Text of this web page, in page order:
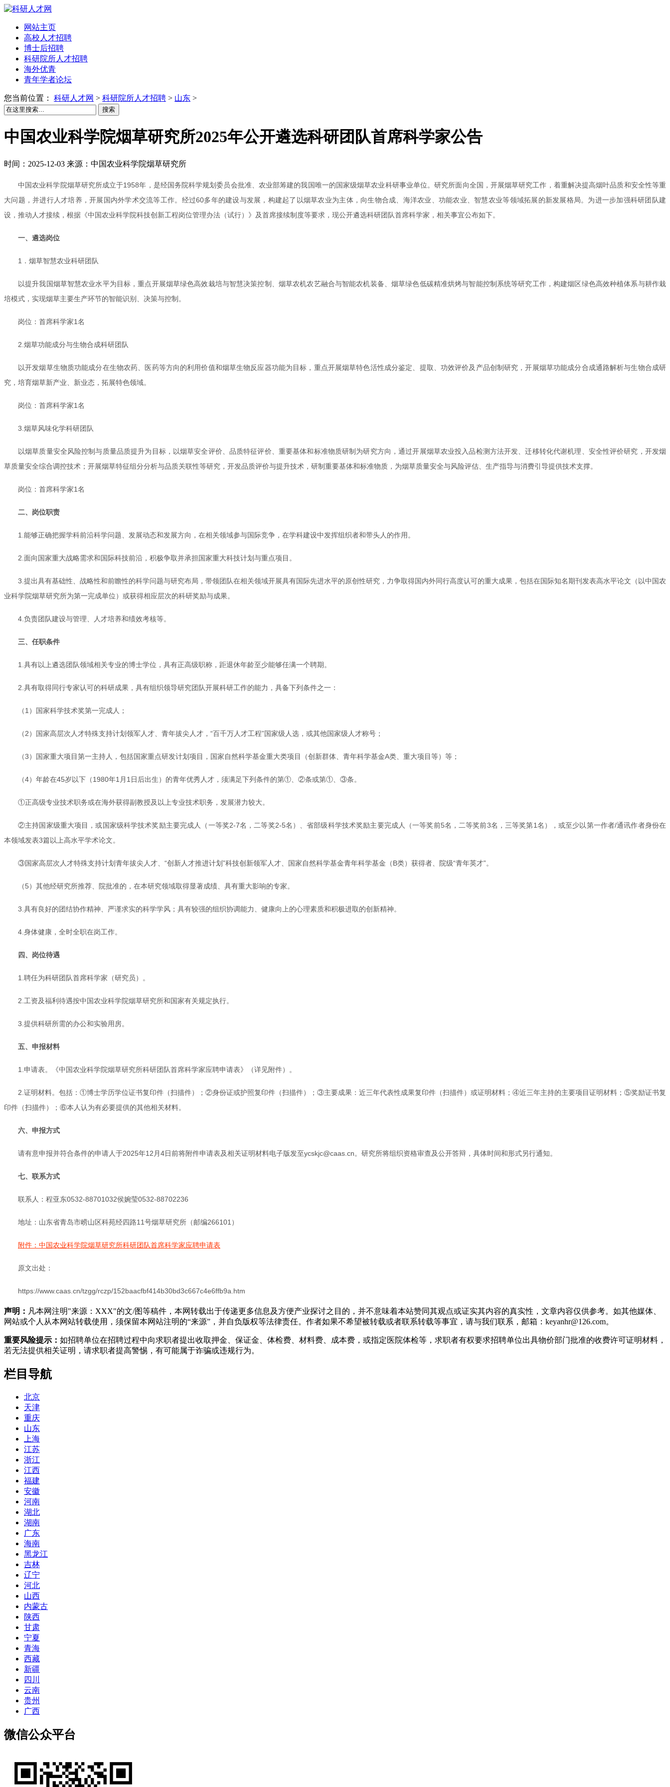
网站主页
高校人才招聘
博士后招聘
科研院所人才招聘
海外优青
青年学者论坛
您当前位置： 科研人才网 > 科研院所人才招聘 > 山东 >
搜索
中国农业科学院烟草研究所2025年公开遴选科研团队首席科学家公告
时间：2025-12-03 来源：中国农业科学院烟草研究所
中国农业科学院烟草研究所成立于1958年，是经国务院科学规划委员会批准、农业部筹建的我国唯一的国家级烟草农业科研事业单位。研究所面向全国，开展烟草研究工作，着重解决提高烟叶品质和安全性等重
大问题，并进行人才培养，开展国内外学术交流等工作。经过60多年的建设与发展，构建起了以烟草农业为主体，向生物合成、海洋农业、功能农业、智慧农业等领域拓展的新发展格局。为进一步加强科研团队建
设，推动人才接续，根据《中国农业科学院科技创新工程岗位管理办法（试行）》及首席接续制度等要求，现公开遴选科研团队首席科学家，相关事宜公布如下。
一、遴选岗位
1．烟草智慧农业科研团队
以提升我国烟草智慧农业水平为目标，重点开展烟草绿色高效栽培与智慧决策控制、烟草农机农艺融合与智能农机装备、烟草绿色低碳精准烘烤与智能控制系统等研究工作，构建烟区绿色高效种植体系与耕作栽
培模式，实现烟草主要生产环节的智能识别、决策与控制。
岗位：首席科学家1名
2.烟草功能成分与生物合成科研团队
以开发烟草生物质功能成分在生物农药、医药等方向的利用价值和烟草生物反应器功能为目标，重点开展烟草特色活性成分鉴定、提取、功效评价及产品创制研究，开展烟草功能成分合成通路解析与生物合成研
究，培育烟草新产业、新业态，拓展特色领域。
岗位：首席科学家1名
3.烟草风味化学科研团队
以烟草质量安全风险控制与质量品质提升为目标，以烟草安全评价、品质特征评价、重要基体和标准物质研制为研究方向，通过开展烟草农业投入品检测方法开发、迁移转化代谢机理、安全性评价研究，开发烟
草质量安全综合调控技术；开展烟草特征组分分析与品质关联性等研究，开发品质评价与提升技术，研制重要基体和标准物质，为烟草质量安全与风险评估、生产指导与消费引导提供技术支撑。
岗位：首席科学家1名
二、岗位职责
1.能够正确把握学科前沿科学问题、发展动态和发展方向，在相关领域参与国际竞争，在学科建设中发挥组织者和带头人的作用。
2.面向国家重大战略需求和国际科技前沿，积极争取并承担国家重大科技计划与重点项目。
3.提出具有基础性、战略性和前瞻性的科学问题与研究布局，带领团队在相关领域开展具有国际先进水平的原创性研究，力争取得国内外同行高度认可的重大成果，包括在国际知名期刊发表高水平论文（以中国农
业科学院烟草研究所为第一完成单位）或获得相应层次的科研奖励与成果。
4.负责团队建设与管理、人才培养和绩效考核等。
三、任职条件
1.具有以上遴选团队领域相关专业的博士学位，具有正高级职称，距退休年龄至少能够任满一个聘期。
2.具有取得同行专家认可的科研成果，具有组织领导研究团队开展科研工作的能力，具备下列条件之一：
（1）国家科学技术奖第一完成人；
（2）国家高层次人才特殊支持计划领军人才、青年拔尖人才，“百千万人才工程”国家级人选，或其他国家级人才称号；
（3）国家重大项目第一主持人，包括国家重点研发计划项目，国家自然科学基金重大类项目（创新群体、青年科学基金A类、重大项目等）等；
（4）年龄在45岁以下（1980年1月1日后出生）的青年优秀人才，须满足下列条件的第①、②条或第①、③条。
①正高级专业技术职务或在海外获得副教授及以上专业技术职务，发展潜力较大。
②主持国家级重大项目，或国家级科学技术奖励主要完成人（一等奖2-7名，二等奖2-5名）、省部级科学技术奖励主要完成人（一等奖前5名，二等奖前3名，三等奖第1名），或至少以第一作者/通讯作者身份在
本领域发表3篇以上高水平学术论文。
③国家高层次人才特殊支持计划青年拔尖人才、“创新人才推进计划”科技创新领军人才、国家自然科学基金青年科学基金（B类）获得者、院级“青年英才”。
（5）其他经研究所推荐、院批准的，在本研究领域取得显著成绩、具有重大影响的专家。
3.具有良好的团结协作精神、严谨求实的科学学风；具有较强的组织协调能力、健康向上的心理素质和积极进取的创新精神。
4.身体健康，全时全职在岗工作。
四、岗位待遇
1.聘任为科研团队首席科学家（研究员）。
2.工资及福利待遇按中国农业科学院烟草研究所和国家有关规定执行。
3.提供科研所需的办公和实验用房。
五、申报材料
1.申请表。《中国农业科学院烟草研究所科研团队首席科学家应聘申请表》（详见附件）。
2.证明材料。包括：①博士学历学位证书复印件（扫描件）；②身份证或护照复印件（扫描件）；③主要成果：近三年代表性成果复印件（扫描件）或证明材料；④近三年主持的主要项目证明材料；⑤奖励证书复
印件（扫描件）；⑥本人认为有必要提供的其他相关材料。
六、申报方式
请有意申报并符合条件的申请人于2025年12月4日前将附件申请表及相关证明材料电子版发至ycskjc@caas.cn。研究所将组织资格审查及公开答辩，具体时间和形式另行通知。
七、联系方式
联系人：程亚东0532-88701032侯婉莹0532-88702236
地址：山东省青岛市崂山区科苑经四路11号烟草研究所（邮编266101）
附件：中国农业科学院烟草研究所科研团队首席科学家应聘申请表
原文出处：
https://www.caas.cn/tzgg/rczp/152baacfbf414b30bd3c667c4e6ffb9a.htm
声明： 凡本网注明"来源：XXX"的文/图等稿件，本网转载出于传递更多信息及方便产业探讨之目的，并不意味着本站赞同其观点或证实其内容的真实性，文章内容仅供参考。如其他媒体、
网站或个人从本网站转载使用，须保留本网站注明的“来源”，并自负版权等法律责任。作者如果不希望被转载或者联系转载等事宜，请与我们联系，邮箱：keyanhr@126.com。
重要风险提示： 如招聘单位在招聘过程中向求职者提出收取押金、保证金、体检费、材料费、成本费，或指定医院体检等，求职者有权要求招聘单位出具物价部门批准的收费许可证明材料，
若无法提供相关证明，请求职者提高警惕，有可能属于诈骗或违规行为。
栏目导航
北京
天津
重庆
山东
上海
江苏
浙江
江西
福建
安徽
河南
湖北
湖南
广东
海南
黑龙江
吉林
辽宁
河北
山西
内蒙古
陕西
甘肃
宁夏
青海
西藏
新疆
四川
云南
贵州
广西
微信公众平台